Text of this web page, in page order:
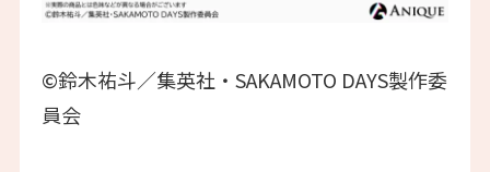
©鈴木祐斗／集英社・SAKAMOTO DAYS製作委
員会